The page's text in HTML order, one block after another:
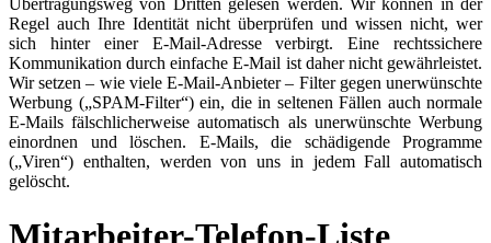
Übertragungsweg von Dritten gelesen werden. Wir können in der
Regel auch Ihre Identität nicht überprüfen und wissen nicht, wer
sich hinter einer E-Mail-Adresse verbirgt. Eine rechtssichere
Kommunikation durch einfache E-Mail ist daher nicht gewährleistet.
Wir setzen – wie viele E-Mail-Anbieter – Filter gegen unerwünschte
Werbung („SPAM-Filter“) ein, die in seltenen Fällen auch normale
E-Mails fälschlicherweise automatisch als unerwünschte Werbung
einordnen und löschen. E-Mails, die schädigende Programme
(„Viren“) enthalten, werden von uns in jedem Fall automatisch
gelöscht.